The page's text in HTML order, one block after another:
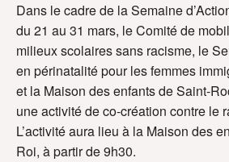
Dans le cadre de la Semaine
du 21 au 31 mars, le Comité de
milieux scolaires sans racisme, le
en périnatalité pour les femmes
et la Maison des enfants de Saint-
une activité de co-création contre le
L’activité aura lieu à la Maison des
Roi, à partir de 9h30.